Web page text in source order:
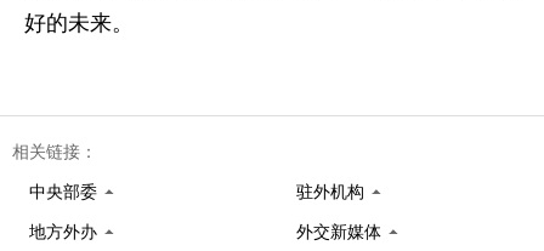
好的未来。
相关链接：
中央部委 驻外机构
地方外办 外交新媒体